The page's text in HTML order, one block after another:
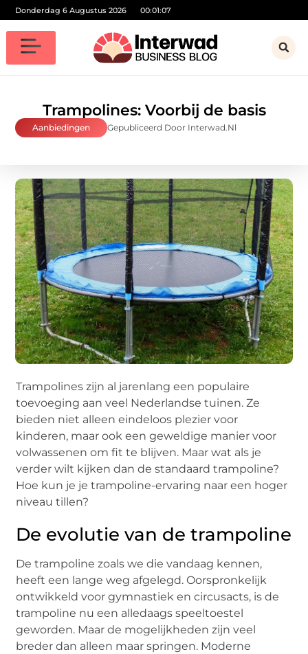
Donderdag 6 Augustus 2026 00:01:08
Trampolines: Voorbij de basis
Aanbiedingen Gepubliceerd Door Interwad.nl
Trampolines zijn al jarenlang een populaire
toevoeging aan veel Nederlandse tuinen. Ze
bieden niet alleen eindeloos plezier voor
kinderen, maar ook een geweldige manier voor
volwassenen om fit te blijven. Maar wat als je
verder wilt kijken dan de standaard trampoline?
Hoe kun je je trampoline-ervaring naar een hoger
niveau tillen?
De evolutie van de trampoline
De trampoline zoals we die vandaag kennen,
heeft een lange weg afgelegd. Oorspronkelijk
ontwikkeld voor gymnastiek en circusacts, is de
trampoline nu een alledaags speeltoestel
geworden. Maar de mogelijkheden zijn veel
breder dan alleen maar springen. Moderne